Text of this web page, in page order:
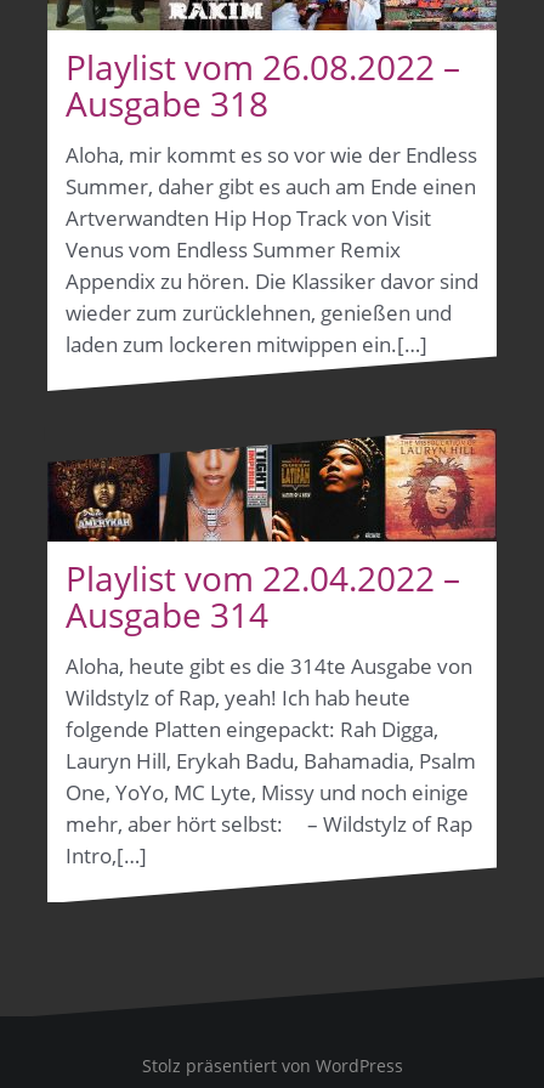
Playlist vom 26.08.2022 –
Ausgabe 318
Aloha, mir kommt es so vor wie der Endless
Summer, daher gibt es auch am Ende einen
Artverwandten Hip Hop Track von Visit
Venus vom Endless Summer Remix
Appendix zu hören. Die Klassiker davor sind
wieder zum zurücklehnen, genießen und
laden zum lockeren mitwippen ein.[…]
Playlist vom 22.04.2022 –
Ausgabe 314
Aloha, heute gibt es die 314te Ausgabe von
Wildstylz of Rap, yeah! Ich hab heute
folgende Platten eingepackt: Rah Digga,
Lauryn Hill, Erykah Badu, Bahamadia, Psalm
One, YoYo, MC Lyte, Missy und noch einige
mehr, aber hört selbst: – Wildstylz of Rap
Intro,[…]
Stolz präsentiert von WordPress